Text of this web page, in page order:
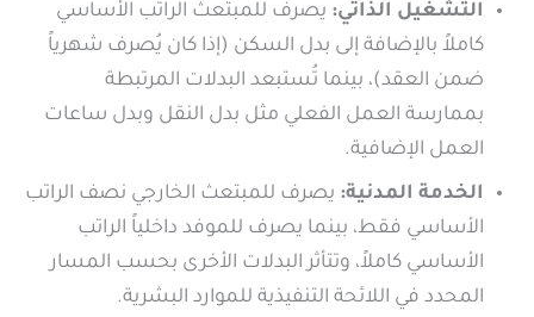
التشغيل الذاتي: يصرف للمبتعث الراتب الأساسي
كاملاً بالإضافة إلى بدل السكن (إذا كان يُصرف شهرياً
ضمن العقد)، بينما تُستبعد البدلات المرتبطة
بممارسة العمل الفعلي مثل بدل النقل وبدل ساعات
العمل الإضافية.
الخدمة المدنية: يصرف للمبتعث الخارجي نصف الراتب
الأساسي فقط، بينما يصرف للموفد داخلياً الراتب
الأساسي كاملاً، وتتأثر البدلات الأخرى بحسب المسار
المحدد في اللائحة التنفيذية للموارد البشرية.